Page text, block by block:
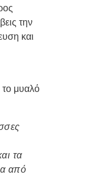
την
και
το μυαλό
τα
από